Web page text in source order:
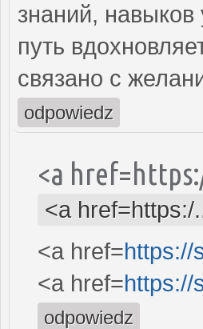
знаний, навыков
путь
связано с
odpowiedz
<a
<a
<a href=https://
<a href=https://
odpowiedz